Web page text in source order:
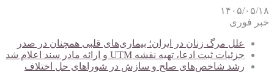
۱۴۰۵/۰۵/۱۸
خبر فوری
علل مرگ زنان در ایران؛ بیماری‌های قلبی همچنان در صدر
جزئیات ثبت ادعا، تهیه نقشه UTM و ارائه مادر سند اعلام شد
رشد شاخص‌های صلح و سازش در شوراهای حل اختلاف